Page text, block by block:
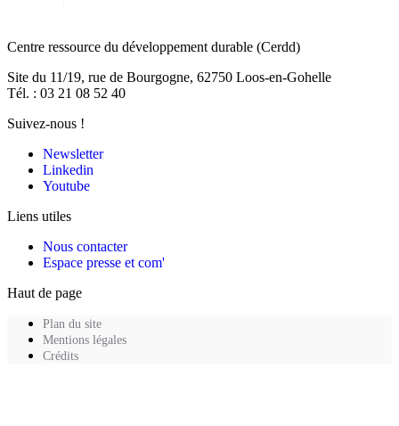
Centre ressource du développement durable (Cerdd)
Site du 11/19, rue de Bourgogne, 62750 Loos-en-Gohelle
Tél. : 03 21 08 52 40
Suivez-nous !
Newsletter
Linkedin
Youtube
Liens utiles
Nous contacter
Espace presse et com'
Haut de page
Plan du site
Mentions légales
Crédits